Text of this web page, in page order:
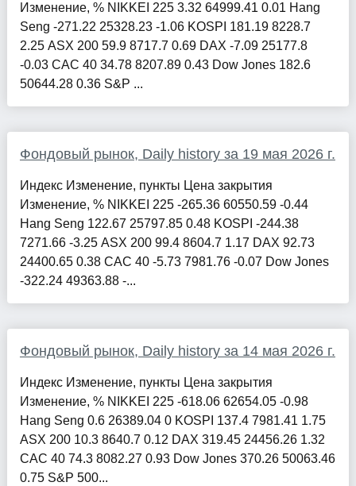
Изменение, % NIKKEI 225 3.32 64999.41 0.01 Hang
Seng -271.22 25328.23 -1.06 KOSPI 181.19 8228.7
2.25 ASX 200 59.9 8717.7 0.69 DAX -7.09 25177.8
-0.03 CAC 40 34.78 8207.89 0.43 Dow Jones 182.6
50644.28 0.36 S&P ...
Фондовый рынок, Daily history за 19 мая 2026 г.
Индекс Изменение, пункты Цена закрытия
Изменение, % NIKKEI 225 -265.36 60550.59 -0.44
Hang Seng 122.67 25797.85 0.48 KOSPI -244.38
7271.66 -3.25 ASX 200 99.4 8604.7 1.17 DAX 92.73
24400.65 0.38 CAC 40 -5.73 7981.76 -0.07 Dow Jones
-322.24 49363.88 -...
Фондовый рынок, Daily history за 14 мая 2026 г.
Индекс Изменение, пункты Цена закрытия
Изменение, % NIKKEI 225 -618.06 62654.05 -0.98
Hang Seng 0.6 26389.04 0 KOSPI 137.4 7981.41 1.75
ASX 200 10.3 8640.7 0.12 DAX 319.45 24456.26 1.32
CAC 40 74.3 8082.27 0.93 Dow Jones 370.26 50063.46
0.75 S&P 500...